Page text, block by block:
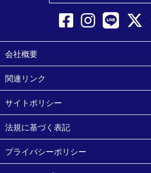
会社概要
関連リンク
サイトポリシー
法規に基づく表記
プライバシーポリシー